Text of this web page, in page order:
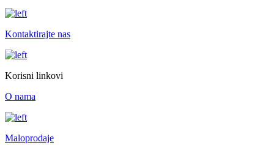
Kontaktirajte nas
Korisni linkovi
O nama
Maloprodaje